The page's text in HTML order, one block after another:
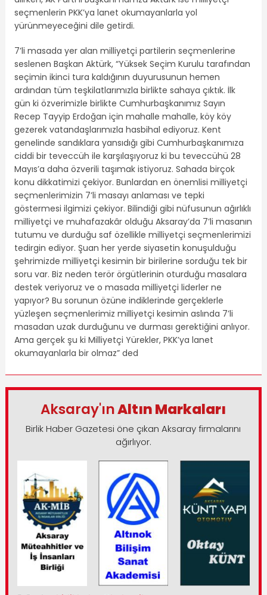
seçmenlerin PKK’ya lanet okumayanlarla yol
yürünmeyeceğini dile getirdi.
7’li masada yer alan milliyetçi partilerin seçmenlerine
seslenen Başkan Aktürk, “Yüksek Seçim Kurulu tarafından
seçimin ikinci tura kaldığının duyurusunun hemen
ardından tüm teşkilatlarımızla birlikte sahaya çıktık. İlk
gün ki özverimizle birlikte Cumhurbaşkanımız Sayın
Recep Tayyip Erdoğan için mahalle mahalle, köy köy
gezerek vatandaşlarımızla hasbihal ediyoruz. Kent
genelinde sandıklara yansıdığı gibi Cumhurbaşkanımıza
ciddi bir teveccüh ile karşılaşıyoruz ki bu teveccühü 28
Mayıs’a daha özverili taşımak istiyoruz. Sahada birçok
konu dikkatimizi çekiyor. Bunlardan en önemlisi milliyetçi
seçmenlerimizin 7’li masayı anlaması ve tepki
göstermesi ilgimizi çekiyor. Bilindiği gibi nüfusunun ağırlıklı
milliyetçi ve muhafazakâr olduğu Aksaray’da 7’li masanın
tutumu ve durduğu saf özellikle milliyetçi seçmenlerimizi
tedirgin ediyor. Şuan her yerde siyasetin konuşulduğu
şehrimizde milliyetçi kesimin bir birilerine sorduğu tek bir
soru var. Biz neden terör örgütlerinin oturduğu masalara
destek veriyoruz ve o masada milliyetçi liderler ne
yapıyor? Bu sorunun özüne indiklerinde gerçeklerle
yüzleşen seçmenlerimiz milliyetçi kesimin aslında 7’li
masadan uzak durduğunu ve durması gerektiğini anlıyor.
Ama gerçek şu ki Milliyetçi Yürekler, PKK’ya lanet
okumayanlarla bir olmaz” ded
Aksaray'ınAltın Markaları
Birlik Haber Gazetesi öne çıkan Aksaray firmalarını
ağırlıyor.